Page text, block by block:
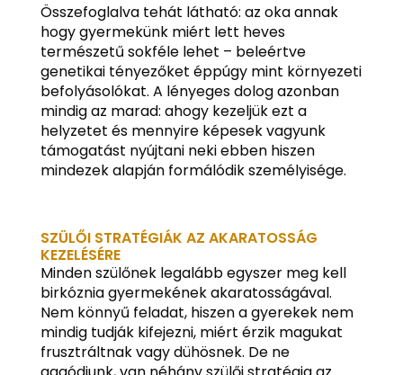
Összefoglalva tehát látható: az oka annak
hogy gyermekünk miért lett heves
természetű sokféle lehet – beleértve
genetikai tényezőket éppúgy mint környezeti
befolyásolókat. A lényeges dolog azonban
mindig az marad: ahogy kezeljük ezt a
helyzetet és mennyire képesek vagyunk
támogatást nyújtani neki ebben hiszen
mindezek alapján formálódik személyisége.
SZÜLŐI STRATÉGIÁK AZ AKARATOSSÁG
KEZELÉSÉRE
Minden szülőnek legalább egyszer meg kell
birkóznia gyermekének akaratosságával.
Nem könnyű feladat, hiszen a gyerekek nem
mindig tudják kifejezni, miért érzik magukat
frusztráltnak vagy dühösnek. De ne